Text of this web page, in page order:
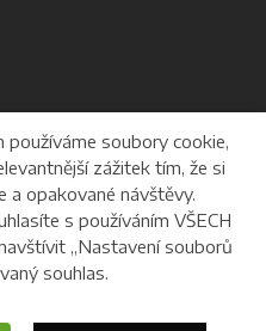
používáme soubory cookie,
zážitek tím, že si
a opakované návštěvy.
s používáním VŠECH
„Nastavení souborů
souhlas.